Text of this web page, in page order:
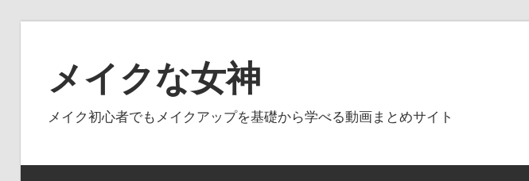
ス
メイクな女神
メイク初心者でもメイクアップを基礎から学べる動画まとめサイト